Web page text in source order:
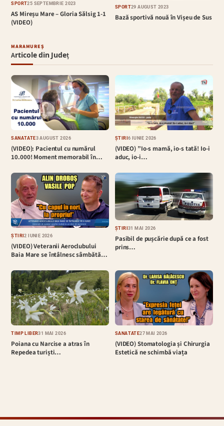
SPORT25 SEPTEMBRIE 2023
AS Mireșu Mare – Gloria Sălsig 1-1
(VIDEO)
SPORT29 AUGUST 2023
Bază sportivă nouă în Vișeu de Sus
MARAMUREȘ
Articole din Județ
SĂNĂTATE3 AUGUST 2026
(VIDEO): Pacientul cu numărul
10.000! Moment memorabil în…
ȘTIRI6 IUNIE 2026
(VIDEO) ”Io-s mamă, io-s tată! Io-i
aduc, io-i…
ȘTIRI2 IUNIE 2026
(VIDEO) Veteranii Aeroclubului
Baia Mare se întâlnesc sâmbătă…
ȘTIRI31 MAI 2026
Pasibil de pușcărie după ce a fost
prins…
TIMP LIBER31 MAI 2026
Poiana cu Narcise a atras în
Repedea turiști…
SĂNĂTATE27 MAI 2026
(VIDEO) Stomatologia și Chirurgia
Estetică ne schimbă viața